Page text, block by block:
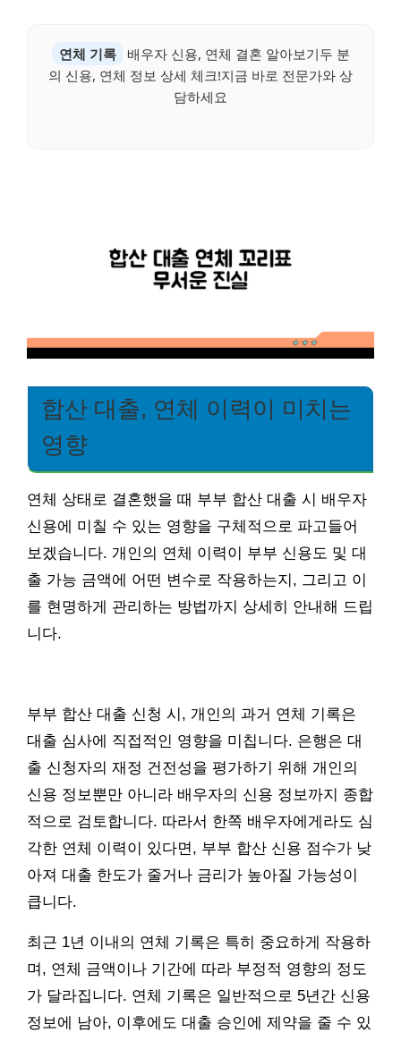
연체 기록
배우자 신용, 연체 결혼 알아보기두 분
의 신용, 연체 정보 상세 체크!지금 바로 전문가와 상
담하세요
합산 대출, 연체 이력이 미치는
영향
연체 상태로 결혼했을 때 부부 합산 대출 시 배우자
신용에 미칠 수 있는 영향을 구체적으로 파고들어
보겠습니다. 개인의 연체 이력이 부부 신용도 및 대
출 가능 금액에 어떤 변수로 작용하는지, 그리고 이
를 현명하게 관리하는 방법까지 상세히 안내해 드립
니다.
부부 합산 대출 신청 시, 개인의 과거 연체 기록은
대출 심사에 직접적인 영향을 미칩니다. 은행은 대
출 신청자의 재정 건전성을 평가하기 위해 개인의
신용 정보뿐만 아니라 배우자의 신용 정보까지 종합
적으로 검토합니다. 따라서 한쪽 배우자에게라도 심
각한 연체 이력이 있다면, 부부 합산 신용 점수가 낮
아져 대출 한도가 줄거나 금리가 높아질 가능성이
큽니다.
최근 1년 이내의 연체 기록은 특히 중요하게 작용하
며, 연체 금액이나 기간에 따라 부정적 영향의 정도
가 달라집니다. 연체 기록은 일반적으로 5년간 신용
정보에 남아, 이후에도 대출 승인에 제약을 줄 수 있